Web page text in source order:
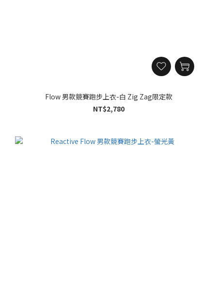
Flow 男款競賽跑步上衣-白 Zig Zag限定款
NT$2,780